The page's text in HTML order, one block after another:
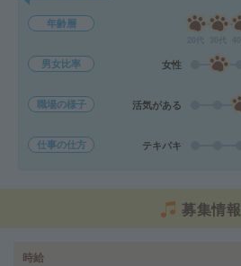
年齢層
男女比率 女性
職場の様子 活気がある
仕事の仕方 テキパキ
募集情報
時給